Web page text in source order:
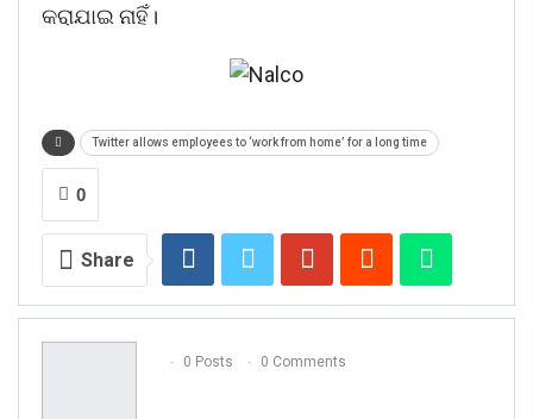
କରାଯାଇ ନାହିଁ।
Twitter allows employees to ‘work from home’ for a long time
0
Share
0 Posts 0 Comments